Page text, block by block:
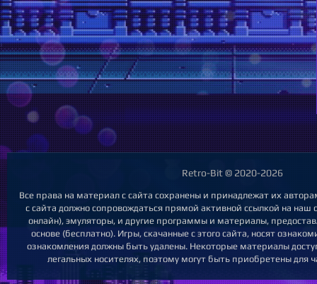
Retro-Bit © 2020-2026
Все права на материал с сайта сохранены и принадлежат их
с сайта должно сопровождаться прямой активной ссылкой на наш
онлайн), эмуляторы, и другие программы и материалы,
основе (бесплатно). Игры, скачанные с этого сайта, носят
ознакомления должны быть удалены. Некоторые материалы
легальных носителях, поэтому могут быть приобретены для